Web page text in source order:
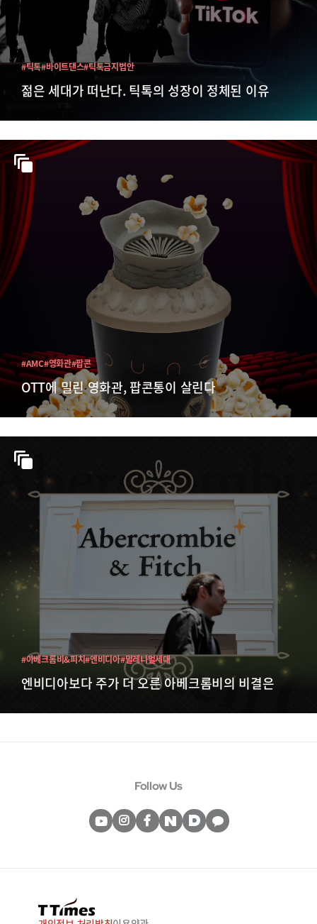
젊은 세대가 떠난다. 틱톡의 성장이 정체된 이유
#틱톡#바이트댄스#틱톡금지법안
OTT에 밀린 영화관, 팝콘통이 살린다
#AMC#영화관#팝콘
엔비디아보다 주가 더 오른 아베크롬비의 비결은
#아베크롬비&피치#엔비디아#밀레니얼세대
Follow Us